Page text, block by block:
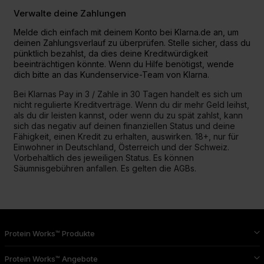
Verwalte deine Zahlungen
Melde dich einfach mit deinem Konto bei Klarna.de an, um
deinen Zahlungsverlauf zu überprüfen. Stelle sicher, dass du
pünktlich bezahlst, da dies deine Kreditwürdigkeit
beeinträchtigen könnte. Wenn du Hilfe benötigst, wende
dich bitte an das Kundenservice-Team von Klarna.
Bei Klarnas Pay in 3 / Zahle in 30 Tagen handelt es sich um
nicht regulierte Kreditverträge. Wenn du dir mehr Geld leihst,
als du dir leisten kannst, oder wenn du zu spät zahlst, kann
sich das negativ auf deinen finanziellen Status und deine
Fähigkeit, einen Kredit zu erhalten, auswirken. 18+, nur für
Einwohner in Deutschland, Österreich und der Schweiz.
Vorbehaltlich des jeweiligen Status. Es können
Säumnisgebühren anfallen. Es gelten die AGBs.
Protein Works™ Produkte
Protein Works™ Angebote